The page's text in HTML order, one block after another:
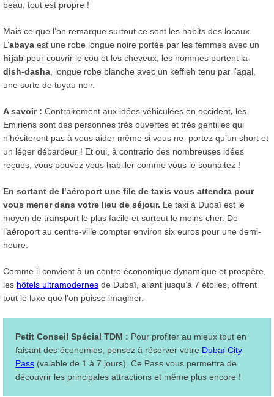
beau, tout est propre !
Mais ce que l’on remarque surtout ce sont les habits des locaux.
L’abaya est une robe longue noire portée par les femmes avec un
hijab pour couvrir le cou et les cheveux; les hommes portent la
dish-dasha, longue robe blanche avec un keffieh tenu par l’agal,
une sorte de tuyau noir.
A savoir : Contrairement aux idées véhiculées en occident, les
Emiriens sont des personnes très ouvertes et très gentilles qui
n’hésiteront pas à vous aider même si vous ne portez qu’un short et
un léger débardeur ! Et oui, à contrario des nombreuses idées
reçues, vous pouvez vous habiller comme vous le souhaitez !
En sortant de l’aéroport une file de taxis vous attendra pour
vous mener dans votre lieu de séjour. Le taxi à Dubaï est le
moyen de transport le plus facile et surtout le moins cher. De
l’aéroport au centre-ville compter environ six euros pour une demi-
heure.
Comme il convient à un centre économique dynamique et prospère,
les hôtels ultramodernes de Dubaï, allant jusqu’à 7 étoiles, offrent
tout le luxe que l’on puisse imaginer.
Petit Conseil Spécial TDM : Pour profiter au mieux tout en
faisant des économies, pensez à réserver votre Dubaï City
Pass (valable de 1 à 7 jours). Ce Pass vous permettra de
découvrir les principales attractions et même plus encore !